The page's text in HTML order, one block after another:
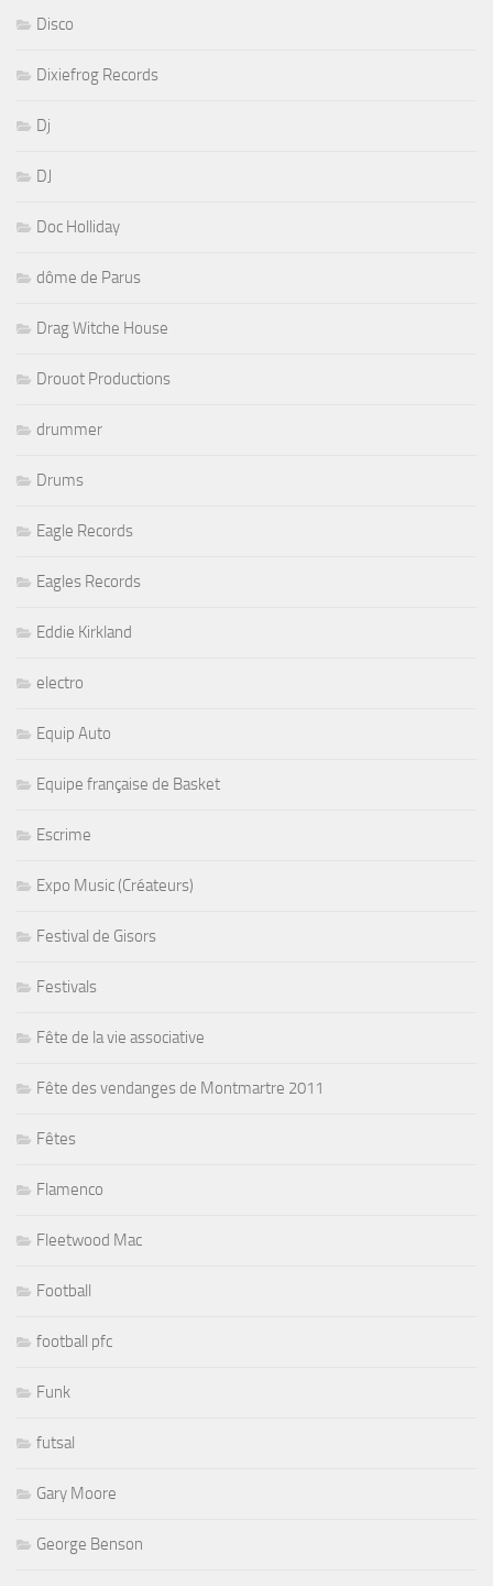
Disco
Dixiefrog Records
Dj
DJ
Doc Holliday
dôme de Parus
Drag Witche House
Drouot Productions
drummer
Drums
Eagle Records
Eagles Records
Eddie Kirkland
electro
Equip Auto
Equipe française de Basket
Escrime
Expo Music (Créateurs)
Festival de Gisors
Festivals
Fête de la vie associative
Fête des vendanges de Montmartre 2011
Fêtes
Flamenco
Fleetwood Mac
Football
football pfc
Funk
futsal
Gary Moore
George Benson